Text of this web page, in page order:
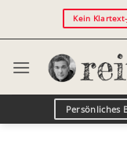
Kein
Persönliches